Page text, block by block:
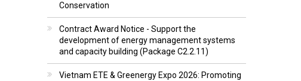
Conservation
Contract Award Notice - Support the
development of energy management systems
and capacity building (Package C2.2.11)
Vietnam ETE & Greenergy Expo 2026: Promoting